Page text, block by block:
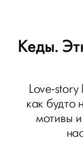
Кеды.
Love-
как будто
мотивы и